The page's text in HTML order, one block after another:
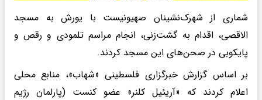
شماری از شهرک‌نشینان صهیونیست با یورش به مسجد
الاقصی، اقدام به گشت‌زنی، انجام مراسم تلمودی و رقص و
پایکوبی در صحن‌های این مسجد کردند.
بر اساس گزارش خبرگزاری فلسطینی «شهاب»، منابع محلی
اعلام کردند که «آریئیل کلنر» عضو کنست (پارلمان رژیم